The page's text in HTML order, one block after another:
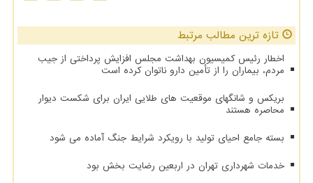
تازه ترین مطالب مرتبط
اخطار رئیس کمیسیون بهداشت مجلس افزایش پرداختی از جیب
مردم، بیماران را از تأمین دارو ناتوان کرده است
بریکس و شانگهای موقعیت های طلایی ایران برای شکست دیوار
محاصره هستند
بسته جامع احیای تولید با رویکرد شرایط جنگ آماده می شود
خدمات شهرداری تهران در اربعین رضایت بخش بود